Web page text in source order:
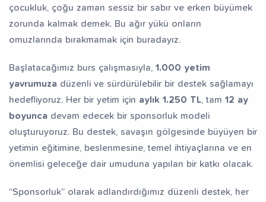
Yetiştiriyorum Dev Külliye Projesi Kur’an-ı
çocukluk, çoğu zaman sessiz bir sabır ve erken büyümek
zorunda kalmak demek. Bu ağır yükü onların
omuzlarında bırakmamak için buradayız.
Başlatacağımız burs çalışmasıyla, 1.000 yetim
yavrumuza düzenli ve sürdürülebilir bir destek sağlamayı
hedefliyoruz. Her bir yetim için aylık 1.250 TL, tam 12 ay
boyunca devam edecek bir sponsorluk modeli
oluşturuyoruz. Bu destek, savaşın gölgesinde büyüyen bir
yetimin eğitimine, beslenmesine, temel ihtiyaçlarına ve en
önemlisi geleceğe dair umuduna yapılan bir katkı olacak.
“Sponsorluk” olarak adlandırdığımız düzenli destek, her